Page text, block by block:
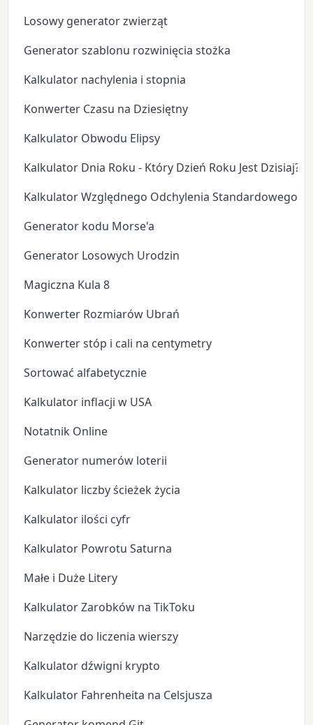
Losowy generator zwierząt
Generator szablonu rozwinięcia stożka
Kalkulator nachylenia i stopnia
Konwerter Czasu na Dziesiętny
Kalkulator Obwodu Elipsy
Kalkulator Dnia Roku - Który Dzień Roku Jest Dzisiaj?
Kalkulator Względnego Odchylenia Standardowego
Generator kodu Morse'a
Generator Losowych Urodzin
Magiczna Kula 8
Konwerter Rozmiarów Ubrań
Konwerter stóp i cali na centymetry
Sortować alfabetycznie
Kalkulator inflacji w USA
Notatnik Online
Generator numerów loterii
Kalkulator liczby ścieżek życia
Kalkulator ilości cyfr
Kalkulator Powrotu Saturna
Małe i Duże Litery
Kalkulator Zarobków na TikToku
Narzędzie do liczenia wierszy
Kalkulator dźwigni krypto
Kalkulator Fahrenheita na Celsjusza